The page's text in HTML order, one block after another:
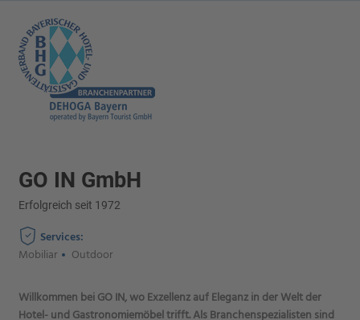
GO IN GmbH
Erfolgreich seit 1972
Services:
Mobiliar
Outdoor
Willkommen bei GO IN, wo Exzellenz auf Eleganz in der Welt der
Hotel- und Gastronomiemöbel trifft. Als Branchenspezialisten sind